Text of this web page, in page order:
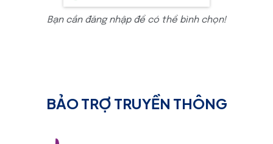
Bạn cần đăng nhập để có thể bình chọn!
BẢO TRỢ TRUYỀN THÔNG